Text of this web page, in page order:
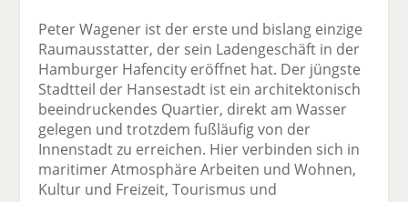
Peter Wagener ist der erste und bislang einzige
Raumausstatter, der sein Ladengeschäft in der
Hamburger Hafencity eröffnet hat. Der jüngste
Stadtteil der Hansestadt ist ein architektonisch
beeindruckendes Quartier, direkt am Wasser
gelegen und trotzdem fußläufig von der
Innenstadt zu erreichen. Hier verbinden sich in
maritimer Atmosphäre Arbeiten und Wohnen,
Kultur und Freizeit, Tourismus und